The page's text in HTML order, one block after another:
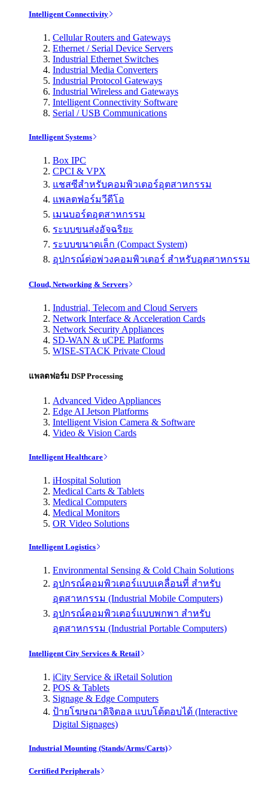
Intelligent Connectivity
Cellular Routers and Gateways
Ethernet / Serial Device Servers
Industrial Ethernet Switches
Industrial Media Converters
Industrial Protocol Gateways
Industrial Wireless and Gateways
Intelligent Connectivity Software
Serial / USB Communications
Intelligent Systems
Box IPC
CPCI & VPX
แชสซีสำหรับคอมพิวเตอร์อุตสาหกรรม
แพลตฟอร์มวีดีโอ
เมนบอร์ดอุตสาหกรรม
ระบบขนส่งอัจฉริยะ
ระบบขนาดเล็ก (Compact System)
อุปกรณ์ต่อพ่วงคอมพิวเตอร์ สำหรับอุตสาหกรรม
Cloud, Networking & Servers
Industrial, Telecom and Cloud Servers
Network Interface & Acceleration Cards
Network Security Appliances
SD-WAN & uCPE Platforms
WISE-STACK Private Cloud
แพลตฟอร์ม DSP Processing
Advanced Video Appliances
Edge AI Jetson Platforms
Intelligent Vision Camera & Software
Video & Vision Cards
Intelligent Healthcare
iHospital Solution
Medical Carts & Tablets
Medical Computers
Medical Monitors
OR Video Solutions
Intelligent Logistics
Environmental Sensing & Cold Chain Solutions
อุปกรณ์คอมพิวเตอร์แบบเคลื่อนที่ สำหรับ
อุตสาหกรรม (Industrial Mobile Computers)
อุปกรณ์คอมพิวเตอร์แบบพกพา สำหรับ
อุตสาหกรรม (Industrial Portable Computers)
Intelligent City Services & Retail
iCity Service & iRetail Solution
POS & Tablets
Signage & Edge Computers
ป้ายโฆษณาดิจิตอล แบบโต้ตอบได้ (Interactive
Digital Signages)
Industrial Mounting (Stands/Arms/Carts)
Certified Peripherals